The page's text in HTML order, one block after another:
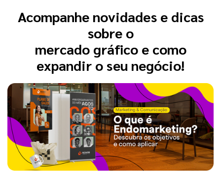
Acompanhe novidades e dicas
sobre o
mercado gráfico e como
expandir o seu negócio!